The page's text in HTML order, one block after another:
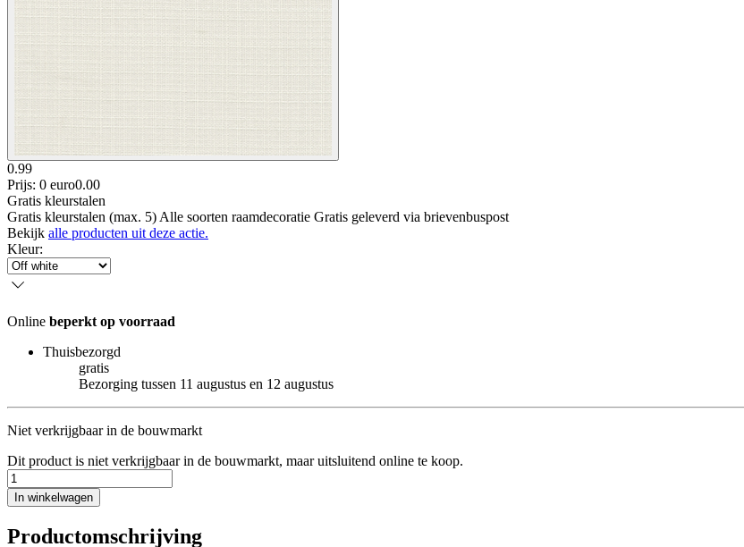
0.99
Prijs: 0 euro0.00
Gratis kleurstalen
Gratis kleurstalen (max. 5) Alle soorten raamdecoratie Gratis geleverd via brievenbuspost
Bekijk alle producten uit deze actie.
Kleur:
Online beperkt op voorraad
Thuisbezorgd
gratis
Bezorging tussen 11 augustus en 12 augustus
Niet verkrijgbaar in de bouwmarkt
Dit product is niet verkrijgbaar in de bouwmarkt, maar uitsluitend online te koop.
In winkelwagen
Productomschrijving